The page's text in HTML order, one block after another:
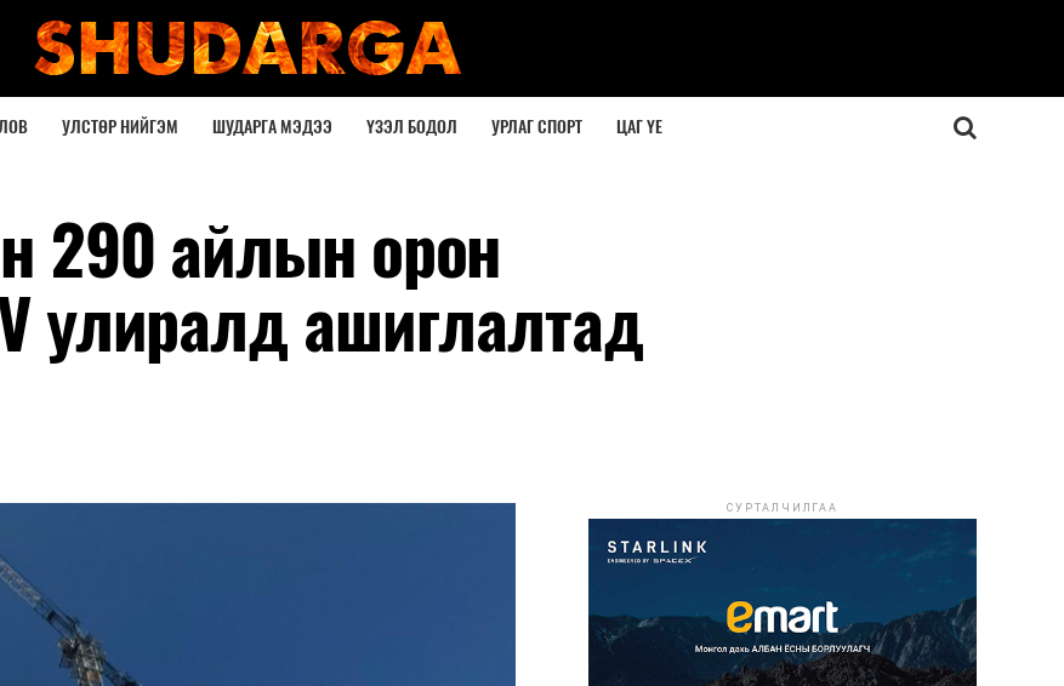
УЛСТӨР НИЙГЭМ ШУДАРГА МЭДЭЭ ҮЗЭЛ БОДОЛ УРЛАГ СПОРТ ЦАГ ҮЕ
290 айлын орон
улиралд ашиглалтад
СУРТАЛЧИЛГАА